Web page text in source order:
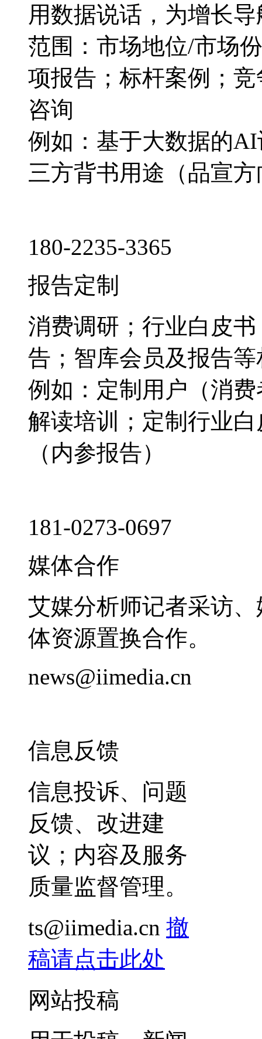
用数据说话，为增长导
范围：市场地位/市场
项报告；标杆案例；
咨询
例如：基于大数据的
三方背书用途（品宣
180-2235-3365
报告定制
消费调研；行业白皮
告；智库会员及报告
例如：定制用户（消
解读培训；定制行业
（内参报告）
181-0273-0697
媒体合作
艾媒分析师记者采访
体资源置换合作。
news@iimedia.cn
信息反馈
信息投诉、问题
反馈、改进建
议；内容及服务
质量监督管理。
ts@iimedia.cn 撤
稿请点击此处
网站投稿